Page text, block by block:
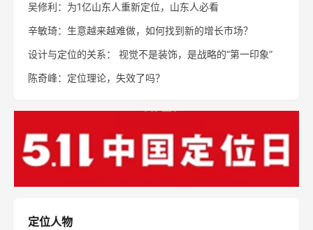
吴修利：为1亿山东人重新定位，山东人必看
辛敏琦：生意越来越难做，如何找到新的增长市场？
设计与定位的关系： 视觉不是装饰，是战略的“第一印象”
陈奇峰：定位理论，失效了吗？
定位人物